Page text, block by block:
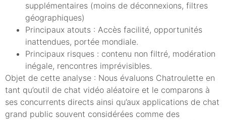
supplémentaires (moins de déconnexions, filtres
géographiques)
Principaux atouts : Accès facilité, opportunités
inattendues, portée mondiale.
Principaux risques : contenu non filtré, modération
inégale, rencontres imprévisibles.
Objet de cette analyse : Nous évaluons Chatroulette en
tant qu’outil de chat vidéo aléatoire et le comparons à
ses concurrents directs ainsi qu’aux applications de chat
grand public souvent considérées comme des